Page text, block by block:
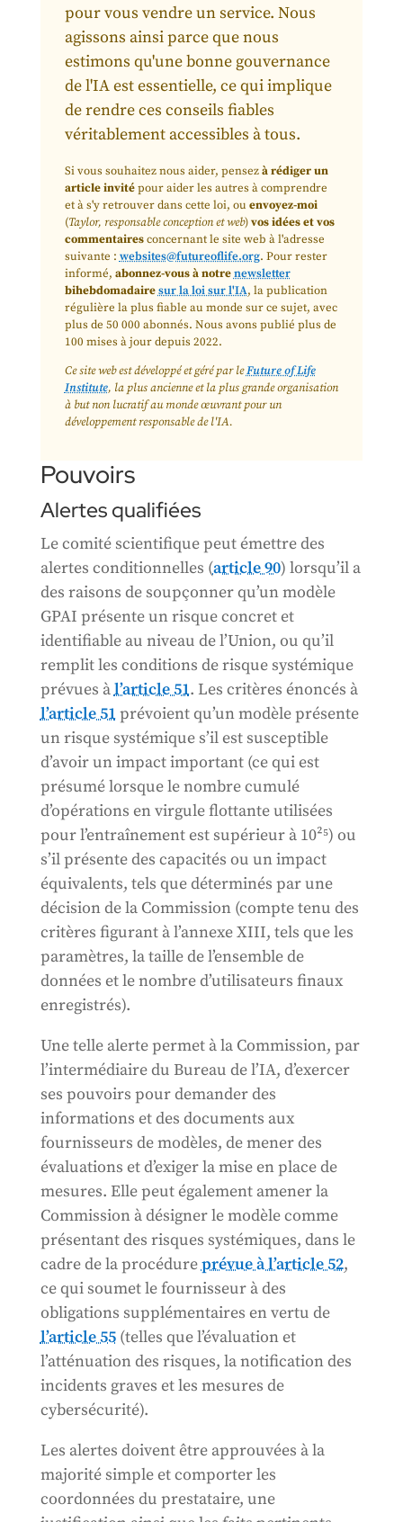
pour vous vendre un service. Nous
agissons ainsi parce que nous
estimons qu'une bonne gouvernance
de l'IA est essentielle, ce qui implique
de rendre ces conseils fiables
véritablement accessibles à tous.
Si vous souhaitez nous aider, pensezà rédiger un
article invitépour aider les autres à comprendre
et à s'y retrouver dans cette loi, ou envoyez-moi
(Taylor, responsable conception et web)vos idées et vos
commentairesconcernant le site web à l'adresse
suivante : websites@futureoflife.org. Pour rester
informé, abonnez-vous à notrenewsletter
bihebdomadairesur la loi sur l'IA, la publication
régulière la plus fiable au monde sur ce sujet, avec
plus de 50 000 abonnés. Nous avons publié plus de
100 mises à jour depuis 2022.
Ce site web est développé et géré par leFuture of Life
Institute, la plus ancienne et la plus grande organisation
à but non lucratif au monde œuvrant pour un
développement responsable de l'IA.
Pouvoirs
Alertes qualifiées
Le comité scientifique peut émettre des
alertes conditionnelles (article 90) lorsqu’il a
des raisons de soupçonner qu’un modèle
GPAI présente un risque concret et
identifiable au niveau de l’Union, ou qu’il
remplit les conditions de risque systémique
prévues àl’article 51. Les critères énoncés à
l’article 51prévoient qu’un modèle présente
un risque systémique s’il est susceptible
d’avoir un impact important (ce qui est
présumé lorsque le nombre cumulé
d’opérations en virgule flottante utilisées
pour l’entraînement est supérieur à 10²⁵) ou
s’il présente des capacités ou un impact
équivalents, tels que déterminés par une
décision de la Commission (compte tenu des
critères figurant à l’annexe XIII, tels que les
paramètres, la taille de l’ensemble de
données et le nombre d’utilisateurs finaux
enregistrés).
Une telle alerte permet à la Commission, par
l’intermédiaire du Bureau de l’IA, d’exercer
ses pouvoirs pour demander des
informations et des documents aux
fournisseurs de modèles, de mener des
évaluations et d’exiger la mise en place de
mesures. Elle peut également amener la
Commission à désigner le modèle comme
présentant des risques systémiques, dans le
cadre de la procédureprévue à l’article 52,
ce qui soumet le fournisseur à des
obligations supplémentaires en vertu de
l’article 55(telles que l’évaluation et
l’atténuation des risques, la notification des
incidents graves et les mesures de
cybersécurité).
Les alertes doivent être approuvées à la
majorité simple et comporter les
coordonnées du prestataire, une